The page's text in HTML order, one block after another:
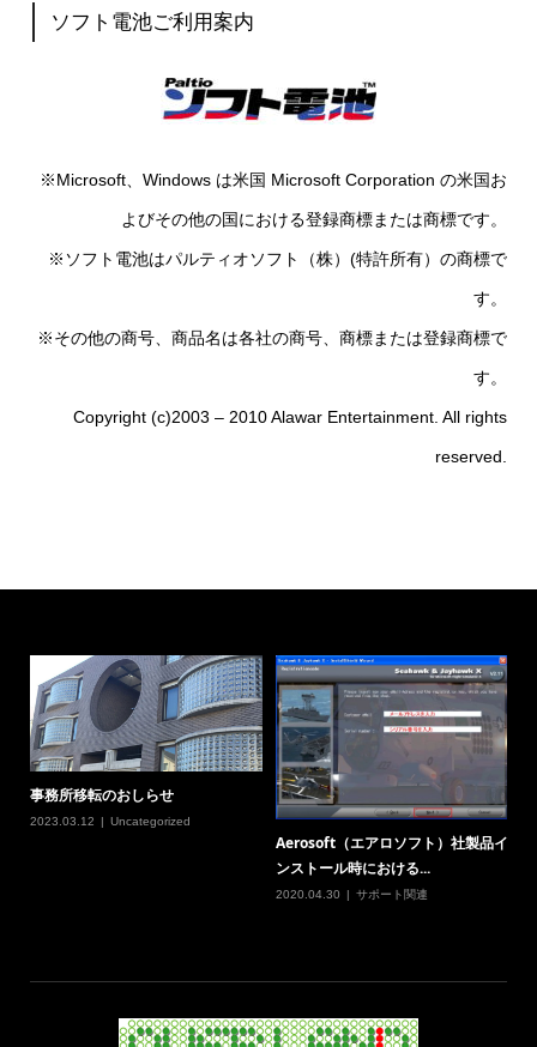
ソフト電池ご利用案内
※Microsoft、Windows は米国 Microsoft Corporation の米国お
よびその他の国における登録商標または商標です。
※ソフト電池はパルティオソフト（株）(特許所有）の商標で
す。
※その他の商号、商品名は各社の商号、商標または登録商標で
す。
Copyright (c)2003 – 2010 Alawar Entertainment. All rights
reserved.
事務所移転のおしらせ
2023.03.12 Uncategorized
Aerosoft（エアロソフト）社製品イ
ンストール時における...
2020.04.30 サポート関連